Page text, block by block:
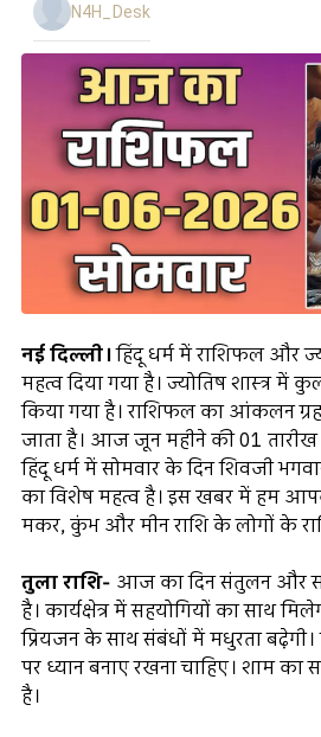
N4H_Desk
नई दिल्ली।हिंदू धर्म में राशिफल और
महत्व दिया गया है। ज्योतिष शास्त्र में
किया गया है। राशिफल का आंकलन
जाता है। आज जून महीने की 01
हिंदू धर्म में सोमवार के दिन शिवजी
का विशेष महत्व है। इस खबर में हम
मकर, कुंभ और मीन राशि के लोगों के
तुला राशि- आज का दिन संतुलन और
है। कार्यक्षेत्र में सहयोगियों का साथ
प्रियजन के साथ संबंधों में मधुरता बढ़ेगी।
पर ध्यान बनाए रखना चाहिए। शाम
है।